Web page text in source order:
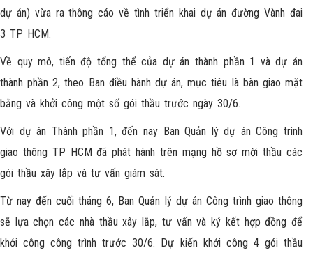
dự án) vừa ra thông cáo về tình triển khai dự án đường Vành đai
3 TP HCM.
Về quy mô, tiến độ tổng thể của dự án thành phần 1 và dự án
thành phần 2, theo Ban điều hành dự án, mục tiêu là bàn giao mặt
bằng và khởi công một số gói thầu trước ngày 30/6.
Với dự án Thành phần 1, đến nay Ban Quản lý dự án Công trình
giao thông TP HCM đã phát hành trên mạng hồ sơ mời thầu các
gói thầu xây lắp và tư vấn giám sát.
Từ nay đến cuối tháng 6, Ban Quản lý dự án Công trình giao thông
sẽ lựa chọn các nhà thầu xây lắp, tư vấn và ký kết hợp đồng để
khởi công công trình trước 30/6. Dự kiến khởi công 4 gói thầu